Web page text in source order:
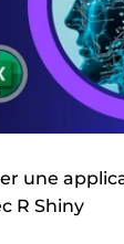
une
R Shiny